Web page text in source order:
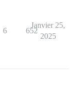
6 652
Janvier 25,
2025